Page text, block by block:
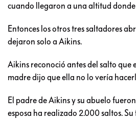
cuando llegaron a una altitud
Entonces los otros tres saltadores
dejaron solo a Aikins.
Aikins reconoció antes del salto que
madre dijo que ella no lo vería
El padre de Aikins y su abuelo
esposa ha realizado 2.000 saltos.